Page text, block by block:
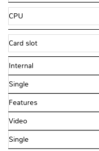
CPU
Card slot
Internal
Single
Features
Video
Single